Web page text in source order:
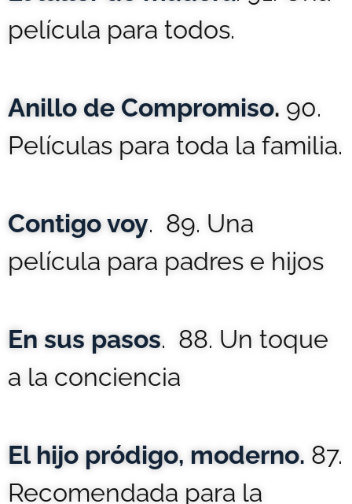
película para todos.
Anillo de Compromiso. 90.
Películas para toda la familia.
Contigo voy. 89. Una
película para padres e hijos
En sus pasos. 88. Un toque
a la conciencia
El hijo pródigo, moderno. 87.
Recomendada para la